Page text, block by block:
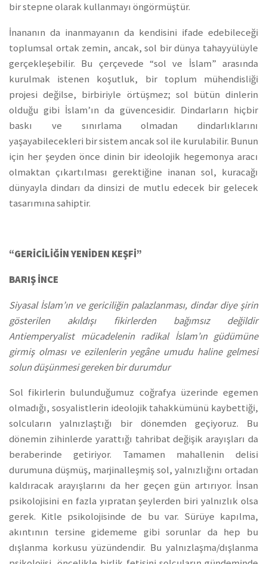
bir stepne olarak kullanmayı öngörmüştür.
İnananın da inanmayanın da kendisini ifade edebileceği
toplumsal ortak zemin, ancak, sol bir dünya tahayyülüyle
gerçekleşebilir. Bu çerçevede “sol ve İslam” arasında
kurulmak istenen koşutluk, bir toplum mühendisliği
projesi değilse, birbiriyle örtüşmez; sol bütün dinlerin
olduğu gibi İslam’ın da güvencesidir. Dindarların hiçbir
baskı ve sınırlama olmadan dindarlıklarını
yaşayabilecekleri bir sistem ancak sol ile kurulabilir. Bunun
için her şeyden önce dinin bir ideolojik hegemonya aracı
olmaktan çıkartılması gerektiğine inanan sol, kuracağı
dünyayla dindarı da dinsizi de mutlu edecek bir gelecek
tasarımına sahiptir.
“GERİCİLİĞİN YENİDEN KEŞFİ”
BARIŞ İNCE
Siyasal İslam’ın ve gericiliğin palazlanması, dindar diye şirin
gösterilen akıldışı fikirlerden bağımsız değildir
Antiemperyalist mücadelenin radikal İslam’ın güdümüne
girmiş olması ve ezilenlerin yegâne umudu haline gelmesi
solun düşünmesi gereken bir durumdur
Sol fikirlerin bulunduğumuz coğrafya üzerinde egemen
olmadığı, sosyalistlerin ideolojik tahakkümünü kaybettiği,
solcuların yalnızlaştığı bir dönemden geçiyoruz. Bu
dönemin zihinlerde yarattığı tahribat değişik arayışları da
beraberinde getiriyor. Tamamen mahallenin delisi
durumuna düşmüş, marjinalleşmiş sol, yalnızlığını ortadan
kaldıracak arayışlarını da her geçen gün artırıyor. İnsan
psikolojisini en fazla yıpratan şeylerden biri yalnızlık olsa
gerek. Kitle psikolojisinde de bu var. Sürüye kapılma,
akıntının tersine gidememe gibi sorunlar da hep bu
dışlanma korkusu yüzündendir. Bu yalnızlaşma/dışlanma